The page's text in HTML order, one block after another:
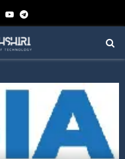
YoutubeTelegram